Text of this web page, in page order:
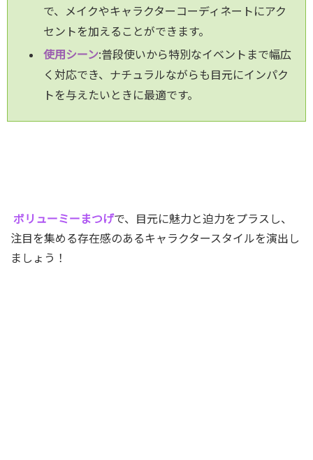
で、メイクやキャラクターコーディネートにアク
セントを加えることができます。
使用シーン:普段使いから特別なイベントまで幅広
く対応でき、ナチュラルながらも目元にインパク
トを与えたいときに最適です。
ボリューミーまつげで、目元に魅力と迫力をプラスし、
注目を集める存在感のあるキャラクタースタイルを演出し
ましょう！